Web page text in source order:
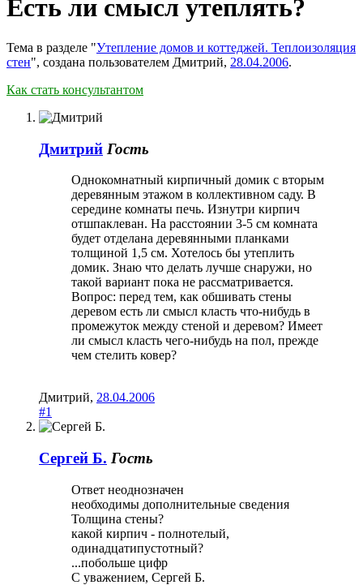
Есть ли смысл утеплять?
Тема в разделе "Утепление домов и коттеджей. Теплоизоляция
стен", создана пользователем Дмитрий, 28.04.2006.
Как стать консультантом
Дмитрий Гость
Однокомнатный кирпичный домик с вторым
деревянным этажом в коллективном саду. В
середине комнаты печь. Изнутри кирпич
отшпаклеван. На расстоянии 3-5 см комната
будет отделана деревянными планками
толщиной 1,5 см. Хотелось бы утеплить
домик. Знаю что делать лучше снаружи, но
такой вариант пока не рассматривается.
Вопрос: перед тем, как обшивать стены
деревом есть ли смысл класть что-нибудь в
промежуток между стеной и деревом? Имеет
ли смысл класть чего-нибудь на пол, прежде
чем стелить ковер?
Дмитрий, 28.04.2006
#1
Сергей Б. Гость
Ответ неоднозначен
необходимы дополнительные сведения
Толщина стены?
какой кирпич - полнотелый,
одинадцатипустотный?
...побольше цифр
С уважением, Сергей Б.